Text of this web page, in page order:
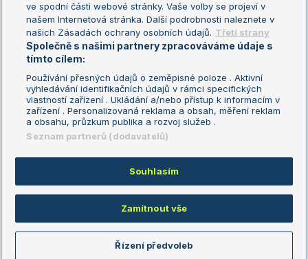
Fotbalové přestupy
Livesport Daily
LS Prague Open
Podmínky užití
Nastavení soukromí
GDPR a žurnalistika
Reklama
Kontakt
Informace o zpracování osobních
údajů
Copyright © 2008-2026 TenisPortal.cz. Využíváme zpravodajství ČTK.
ve spodní části webové stránky. Vaše volby se projeví v
našem Internetová stránka. Další podrobnosti naleznete v
našich Zásadách ochrany osobních údajů. Třetí strany
Společně s našimi partnery zpracováváme údaje s
tímto cílem:
Používání přesných údajů o zeměpisné poloze . Aktivní
vyhledávání identifikačních údajů v rámci specifických
vlastností zařízení . Ukládání a/nebo přístup k informacím v
zařízení . Personalizovaná reklama a obsah, měření reklam
a obsahu, průzkum publika a rozvoj služeb .
Seznam partnerů (dodavatelů)
Souhlasím
Zamítnout vše
Řízení předvoleb